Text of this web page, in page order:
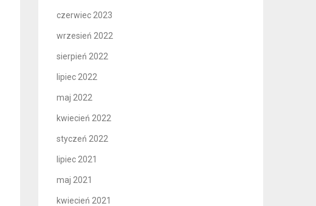
czerwiec 2023
wrzesień 2022
sierpień 2022
lipiec 2022
maj 2022
kwiecień 2022
styczeń 2022
lipiec 2021
maj 2021
kwiecień 2021